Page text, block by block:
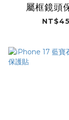
屬框鏡頭